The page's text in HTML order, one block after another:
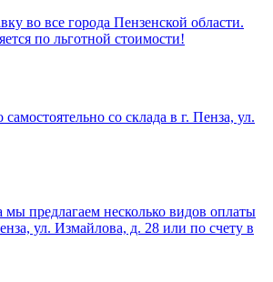
во все города Пензенской области.
по льготной стоимости!
со склада в г. Пенза, ул.
мы предлагаем несколько видов оплаты
ул. Измайлова, д. 28 или по счету в